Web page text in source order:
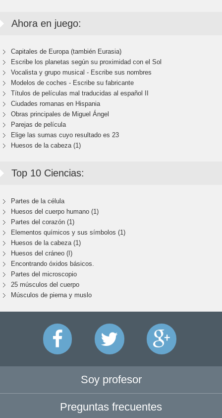
Ahora en juego:
Capitales de Europa (también Eurasia)
Escribe los planetas según su proximidad con el Sol
Vocalista y grupo musical - Escribe sus nombres
Modelos de coches - Escribe su fabricante
Títulos de películas mal traducidas al español II
Ciudades romanas en Hispania
Obras principales de Miguel Ángel
Parejas de película
Elige las sumas cuyo resultado es 23
Huesos de la cabeza (1)
Top 10 Ciencias:
Partes de la célula
Huesos del cuerpo humano (1)
Partes del corazón (1)
Elementos químicos y sus símbolos (1)
Huesos de la cabeza (1)
Huesos del cráneo (I)
Encontrando óxidos básicos.
Partes del microscopio
25 músculos del cuerpo
Músculos de pierna y muslo
Soy profesor
Preguntas frecuentes